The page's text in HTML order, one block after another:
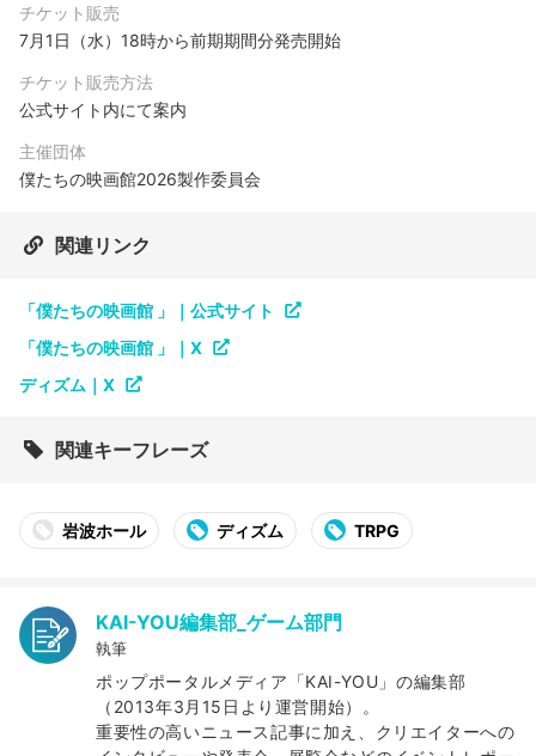
チケット販売
7月1日（水）18時から前期期間分発売開始
チケット販売方法
公式サイト内にて案内
主催団体
僕たちの映画館2026製作委員会
関連リンク
「僕たちの映画館 」｜公式サイト
「僕たちの映画館 」｜X
ディズム｜X
関連キーフレーズ
岩波ホール ディズム TRPG
KAI-YOU編集部_ゲーム部門
執筆
ポップポータルメディア「KAI-YOU」の編集部
（2013年3月15日より運営開始）。
重要性の高いニュース記事に加え、クリエイターへの